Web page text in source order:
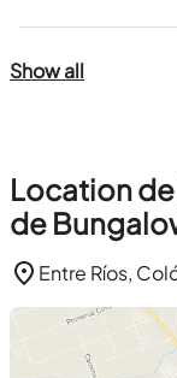
Show all
Location
de
Entre Ríos,